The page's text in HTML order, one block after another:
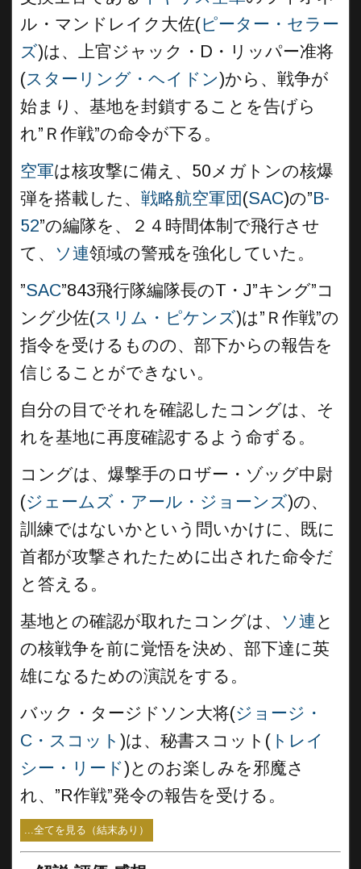
ル・マンドレイク大佐(ピーター・セラー
ズ)は、上官ジャック・D・リッパー准将
(スターリング・ヘイドン)から、戦争が
始まり、基地を封鎖することを告げら
れ”Ｒ作戦”の命令が下る。
空軍は核攻撃に備え、50メガトンの核爆
弾を搭載した、 戦略航空軍団(SAC)の”B-
52”の編隊を、２４時間体制で飛行させ
て、
ソ連領域の警戒を強化していた。
”SAC”843飛行隊編隊長のT・J”キング”コ
ング少佐(スリム・ピケンズ)は”Ｒ作戦”の
指令を受けるものの、部下からの報告を
信じることができない。
自分の目でそれを確認したコングは、そ
れを基地に再度確認するよう命ずる。
コングは、爆撃手のロザー・ゾッグ中尉
(ジェームズ・アール・ジョーンズ)の、
訓練ではないかという問いかけに、既に
首都が攻撃されたために出された命令だ
と答える。
基地との確認が取れたコングは、
ソ連 と
の核戦争を前に覚悟を決め、部下達に英
雄になるための演説をする。
バック・タージドソン大将(ジョージ・
C・スコット )は、秘書スコット( トレイ
シー・リード)とのお楽しみを邪魔さ
れ、”R作戦”発令の報告を受ける。
...全てを見る（結末あり）